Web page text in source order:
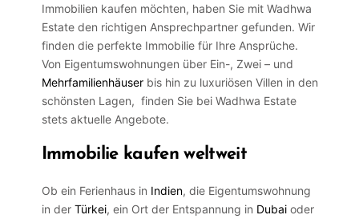
Immobilien kaufen möchten, haben Sie mit Wadhwa
Estate den richtigen Ansprechpartner gefunden. Wir
finden die perfekte Immobilie für Ihre Ansprüche.
Von Eigentumswohnungen über Ein-, Zwei – und
Mehrfamilienhäuserbis hin zu luxuriösen Villen in den
schönsten Lagen, finden Sie bei Wadhwa Estate
stets aktuelle Angebote.
Immobilie kaufen weltweit
Ob ein Ferienhaus in Indien, die Eigentumswohnung
in der Türkei, ein Ort der Entspannung in Dubaioder